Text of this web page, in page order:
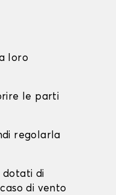
loro
le parti
regolarla
dotati di
di vento